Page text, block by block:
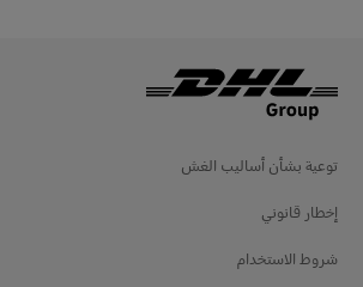
توعية بشأن أساليب الغش
إخطار قانوني
شروط الاستخدام